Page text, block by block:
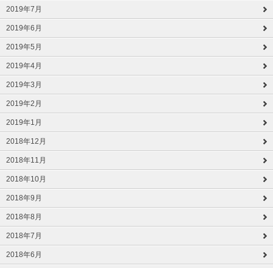
2019年7月
2019年6月
2019年5月
2019年4月
2019年3月
2019年2月
2019年1月
2018年12月
2018年11月
2018年10月
2018年9月
2018年8月
2018年7月
2018年6月